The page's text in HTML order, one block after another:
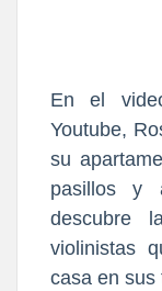
En el
Youtube,
su
pasillos y
descubre
violinistas
casa en sus